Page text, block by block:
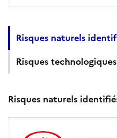
Risques naturels
Risques
Risques naturels